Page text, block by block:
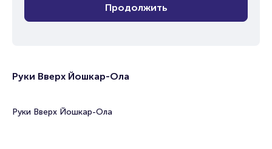
Продолжить
Руки Вверх Йошкар-Ола
Руки Вверх Йошкар-Ола